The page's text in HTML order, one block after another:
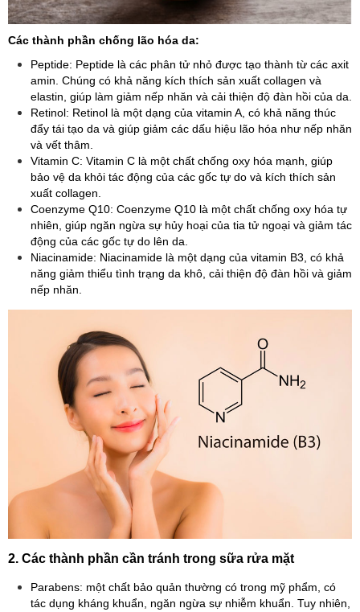
Các thành phần chống lão hóa da:
Peptide: Peptide là các phân tử nhỏ được tạo thành từ các axit
amin. Chúng có khả năng kích thích sản xuất collagen và
elastin, giúp làm giảm nếp nhăn và cải thiện độ đàn hồi của da.
Retinol: Retinol là một dạng của vitamin A, có khả năng thúc
đẩy tái tạo da và giúp giảm các dấu hiệu lão hóa như nếp nhăn
và vết thâm.
Vitamin C: Vitamin C là một chất chống oxy hóa mạnh, giúp
bảo vệ da khỏi tác động của các gốc tự do và kích thích sản
xuất collagen.
Coenzyme Q10: Coenzyme Q10 là một chất chống oxy hóa tự
nhiên, giúp ngăn ngừa sự hủy hoại của tia tử ngoại và giảm tác
động của các gốc tự do lên da.
Niacinamide: Niacinamide là một dạng của vitamin B3, có khả
năng giảm thiểu tình trạng da khô, cải thiện độ đàn hồi và giảm
nếp nhăn.
2. Các thành phần cần tránh trong sữa rửa mặt
Parabens: một chất bảo quản thường có trong mỹ phẩm, có
tác dụng kháng khuẩn, ngăn ngừa sự nhiễm khuẩn. Tuy nhiên,